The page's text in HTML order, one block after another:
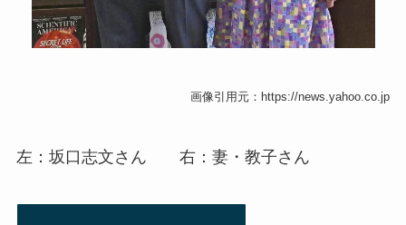
画像引用元：https://news.yahoo.co.jp
左：坂口志文さん 右：妻・教子さん